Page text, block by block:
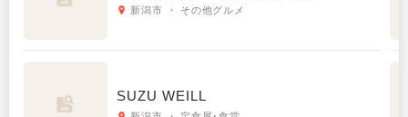
新潟市 ・ その他グルメ
SUZU WEILL